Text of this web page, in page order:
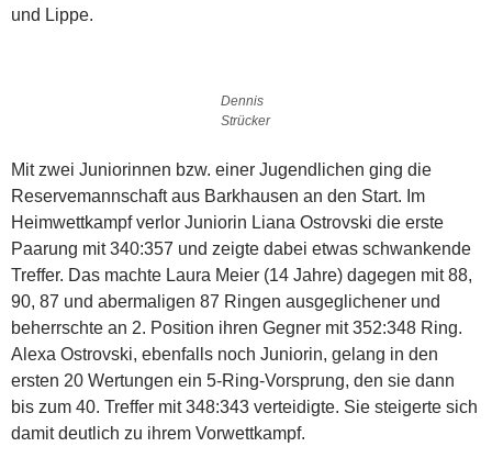
und Lippe.
Dennis
Strücker
Mit zwei Juniorinnen bzw. einer Jugendlichen ging die
Reservemannschaft aus Barkhausen an den Start. Im
Heimwettkampf verlor Juniorin Liana Ostrovski die erste
Paarung mit 340:357 und zeigte dabei etwas schwankende
Treffer. Das machte Laura Meier (14 Jahre) dagegen mit 88,
90, 87 und abermaligen 87 Ringen ausgeglichener und
beherrschte an 2. Position ihren Gegner mit 352:348 Ring.
Alexa Ostrovski, ebenfalls noch Juniorin, gelang in den
ersten 20 Wertungen ein 5-Ring-Vorsprung, den sie dann
bis zum 40. Treffer mit 348:343 verteidigte. Sie steigerte sich
damit deutlich zu ihrem Vorwettkampf.